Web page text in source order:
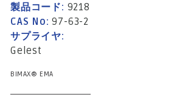
製品コード: 9218
CAS No:97-63-2
サプライヤ:
Gelest
BIMAX® EMA